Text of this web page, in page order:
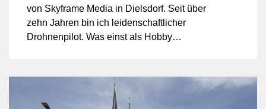
von Skyframe Media in Dielsdorf. Seit über
zehn Jahren bin ich leidenschaftlicher
Drohnenpilot. Was einst als Hobby
FPV‑Drohnenvideos und hochwertige
Immobilienfotografie, die Geschichten